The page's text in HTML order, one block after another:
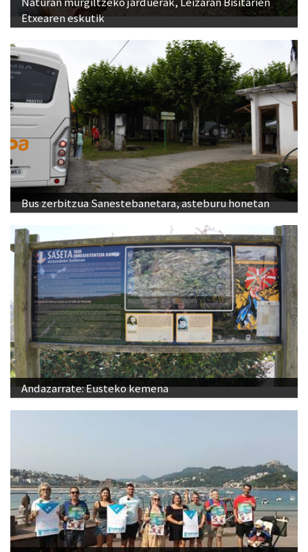
Etxearen eskutik
Bus zerbitzua Sanestebanetara, asteburu honetan
Andazarrate: Eusteko kemena